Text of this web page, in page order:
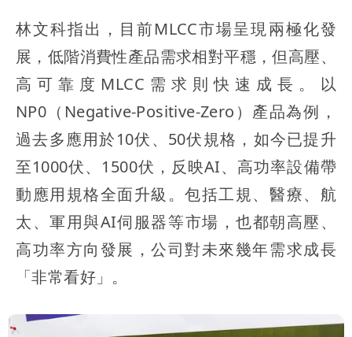
林文科指出，目前MLCC市場呈現兩極化發
展，低階消費性產品需求相對平穩，但高壓、
高可靠度MLCC需求則快速成長。以
NP0（Negative-Positive-Zero）產品為例，
過去多應用於10伏、50伏規格，如今已提升
至1000伏、1500伏，反映AI、高功率設備帶
動應用規格全面升級。包括工規、醫療、航
太、軍用與AI伺服器等市場，也都朝高壓、
高功率方向發展，公司對未來幾年需求成長
「非常看好」。